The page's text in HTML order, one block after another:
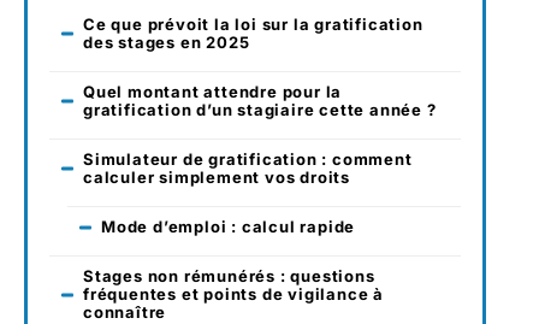
Ce que prévoit la loi sur la gratification
des stages en 2025
Quel montant attendre pour la
gratification d’un stagiaire cette année ?
Simulateur de gratification : comment
calculer simplement vos droits
Mode d’emploi : calcul rapide
Stages non rémunérés : questions
fréquentes et points de vigilance à
connaître